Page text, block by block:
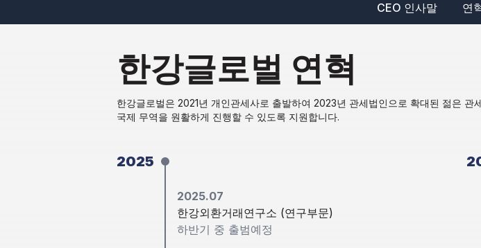
CEO 인사말 연
한강글로벌 연혁
한강글로벌은 2021년 개인관세사로 출발하여 2023년 관세법인으로 확대된 젊은
국제 무역을 원활하게 진행할 수 있도록 지원합니다.
2025
2025.07
한강외환거래연구소 (연구부문)
하반기 중 출범예정